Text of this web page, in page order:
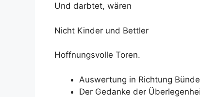
Und darbtet, wären
Nicht Kinder und Bettler
Hoffnungsvolle Toren.
Auswertung in Richtung
Der Gedanke der